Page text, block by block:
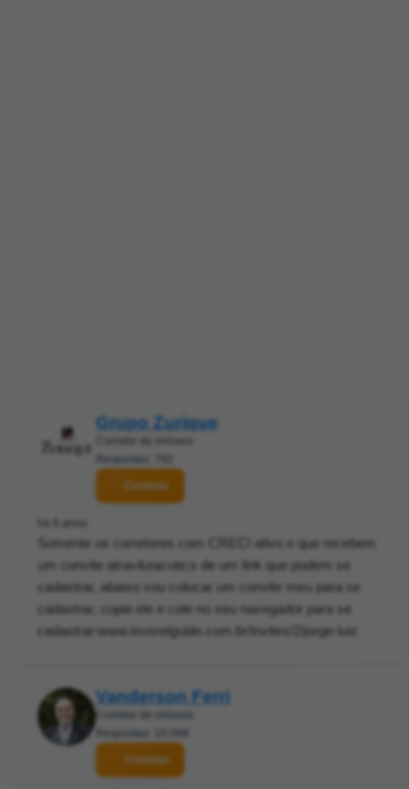
Grupo Zurique
Corretor de imóveis
Respostas: 792
Contatar
há 6 anos
Somente os corretores com CRECI ativo e que recebem
um convite atrav&eacute;s de um link que podem se
cadastrar, abaixo vou colocar um convite meu para se
cadastrar, copie ele e cole no seu navegador para se
cadastrar:www.imovelguide.com.br/invites/2/jorge-luiz
Vanderson Ferri
Corretor de imóveis
Respostas: 10.068
Contatar